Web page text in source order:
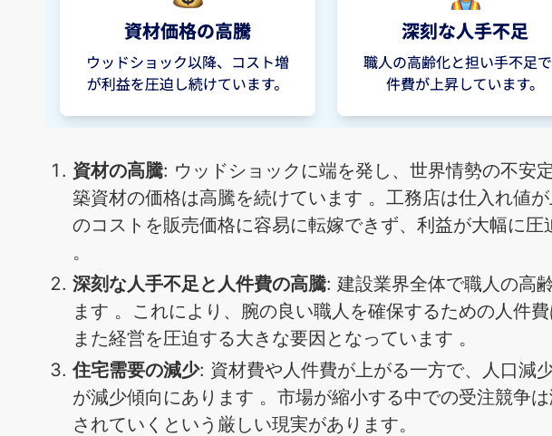
資材の高騰: ウッドショックに端を発し、世界情勢の不安
築資材の価格は高騰を続けています 。工務店は仕入れ値
のコストを販売価格に容易に転嫁できず、利益が大幅に
。
深刻な人手不足と人件費の高騰: 建設業界全体で職人の高
ます 。これにより、腕の良い職人を確保するための人件
また経営を圧迫する大きな要因となっています 。
住宅需要の減少: 資材費や人件費が上がる一方で、人口減
が減少傾向にあります 。市場が縮小する中での受注競争
されていくという厳しい現実があります。